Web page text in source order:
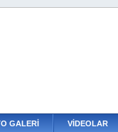
GALERİ VİDEOLAR